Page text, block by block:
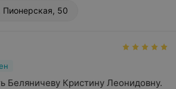
50
Беляничеву Кристину Леонидовну.